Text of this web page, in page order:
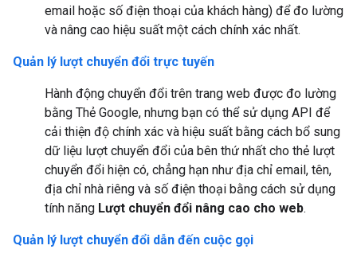
email hoặc số điện thoại của khách hàng) để đo lường
và nâng cao hiệu suất một cách chính xác nhất.
Quản lý lượt chuyển đổi trực tuyến
Hành động chuyển đổi trên trang web được đo lường
bằng Thẻ Google, nhưng bạn có thể sử dụng API để
cải thiện độ chính xác và hiệu suất bằng cách bổ sung
dữ liệu lượt chuyển đổi của bên thứ nhất cho thẻ lượt
chuyển đổi hiện có, chẳng hạn như địa chỉ email, tên,
địa chỉ nhà riêng và số điện thoại bằng cách sử dụng
tính năng Lượt chuyển đổi nâng cao cho web.
Quản lý lượt chuyển đổi dẫn đến cuộc gọi